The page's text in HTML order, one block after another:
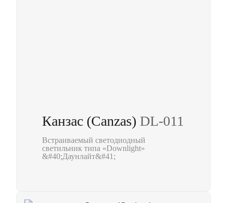
Канзас (Canzas) DL-011
Встраиваемый светодиодный
светильник типа «Downlight»
&#40;Даунлайт&#41;